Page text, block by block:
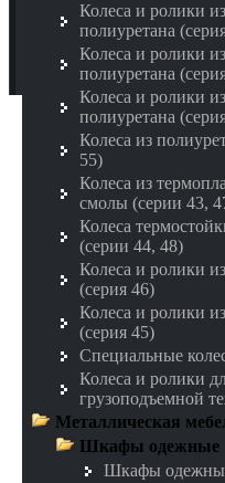
Колеса и ролики из
полиуретана
Колеса и ролики из
полиуретана
Колеса и ролики из
полиуретана
Колеса из
55)
Колеса из
смолы (серии 43,
Колеса
(серии 44, 48)
Колеса и ролики
(серия 46)
Колеса и ролики
(серия 45)
Специальные
Колеса и ролики
грузоподъемной
Металлическая
Шкафы одежные
Шкафы